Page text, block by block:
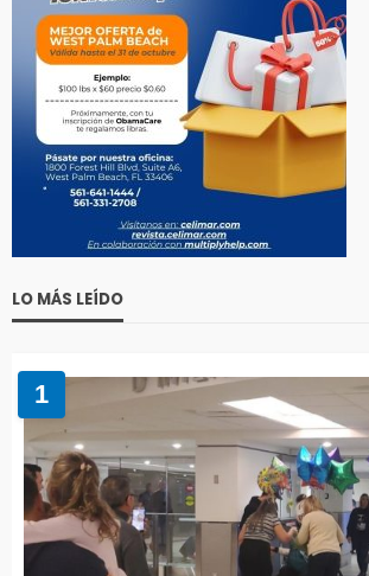
LO MÁS LEÍDO
1